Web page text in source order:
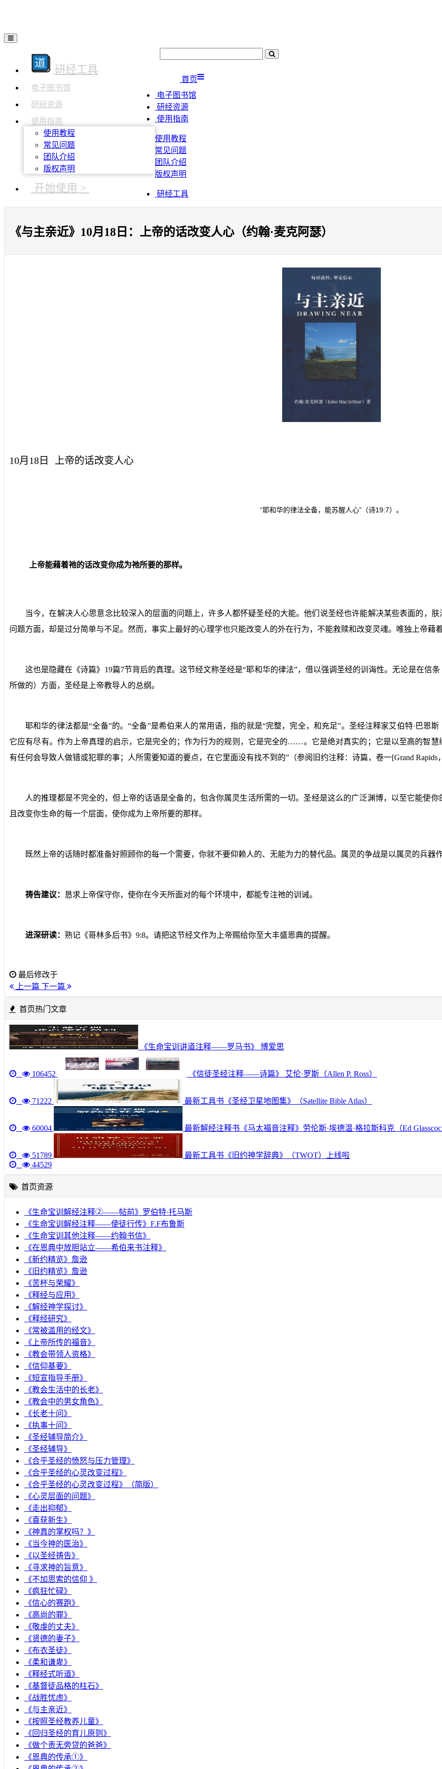
研经工具
电子图书馆
研经资源
使用指南
使用教程
常见问题
团队介绍
版权声明
开始使用 >
首页
电子图书馆
研经资源
使用指南
使用教程
常见问题
团队介绍
版权声明
研经工具
《与主亲近》10月18日：上帝的话改变人心（约翰·麦克阿瑟）
10月18日 上帝的话改变人心
“耶和华的律法全备，能苏醒人心”（诗19:7）。
上帝能藉着祂的话改变你成为祂所要的那样。
当今，在解决人心思意念比较深入的层面的问题上，许多人都怀疑圣经的大能。他们说圣经也许能解决某些表面的，
问题方面，却是过分简单与不足。然而，事实上最好的心理学也只能改变人的外在行为，不能救赎和改变灵魂。唯独上帝藉
这也是隐藏在《诗篇》 19篇7节背后的真理。这节经文称圣经是“耶和华的律法”，借以强调圣经的训诲性。无论是在信
所做的）方面，圣经是上帝教导人的总纲。
耶和华的律法都是“全备”的。“全备”是希伯来人的常用语，指的就是“完整，完全，和充足”。圣经注释家艾伯特·巴恩斯
它应有尽有。作为上帝真理的启示，它是完全的；作为行为的规则，它是完全的……。它是绝对真实的；它是以至高的智
有任何会导致人做错或犯罪的事；人所需要知道的要点，在它里面没有找不到的”（参阅旧约注释：诗篇，卷一[Grand Rapids
人的推理都是不完全的，但上帝的话语是全备的，包含你属灵生活所需的一切。圣经是这么的广泛渊博，以至它能使
且改变你生命的每一个层面，使你成为上帝所要的那样。
既然上帝的话随时都准备好照顾你的每一个需要，你就不要仰赖人的、无能为力的替代品。属灵的争战是以属灵的兵器
祷告建议： 恳求上帝保守你，使你在今天所面对的每个环境中，都能专注祂的训诫。
进深研读：熟记《哥林多后书》9:8。请把这节经文作为上帝赐给你至大丰盛恩典的提醒。
最后修改于
上一篇 下一篇
首页热门文章
《生命宝训讲道注释——罗马书》 博爱思
106452 《信徒圣经注释——诗篇》 艾伦·罗斯（Allen P. Ross）
71222 最新工具书《圣经卫星地图集》（Satellite Bible Atlas）
60004 最新解经注释书《马太福音注释》劳伦斯·埃德温·格拉斯科克（Ed
51789
最新工具书《旧约神学辞典》（TWOT）上线啦
44529
首页资源
《生命宝训解经注释②——帖前》罗伯特·托马斯
《生命宝训解经注释——使徒行传》F.F布鲁斯
《生命宝训其他注释——约翰书信》
《在恩典中放胆站立——希伯来书注释》
《新约精览》詹逊
《旧约精览》詹逊
《苦杯与荣耀》
《释经与应用》
《解经神学探讨》
《释经研究》
《常被滥用的经文》
《上帝所传的福音》
《教会带领人资格》
《信仰基要》
《短宣指导手册》
《教会生活中的长老》
《教会中的男女角色》
《长老十问》
《执事十问》
《圣经辅导简介》
《圣经辅导》
​《合乎圣经的愤怒与压力管理》
《合乎圣经的心灵改变过程》
《合乎圣经的心灵改变过程》（简版）
《心灵层面的问题》
《走出抑郁》
《喜获新生》
《神真的掌权吗？》
《当今神的医治》
《以圣经祷告》
《寻求神的旨意》
《不加思索的信仰 》
《疯狂忙碌》
《信心的赛跑》
《高尚的罪》
《敬虔的丈夫》
《贤德的妻子》
《布衣圣徒》
《柔和谦卑》
《释经式听道》
《基督徒品格的柱石》
《战胜忧虑》
《与主亲近》
《按照圣经教养儿童》
《回归圣经的育儿原则》
《做个责无旁贷的爸爸》
《恩典的传承①》